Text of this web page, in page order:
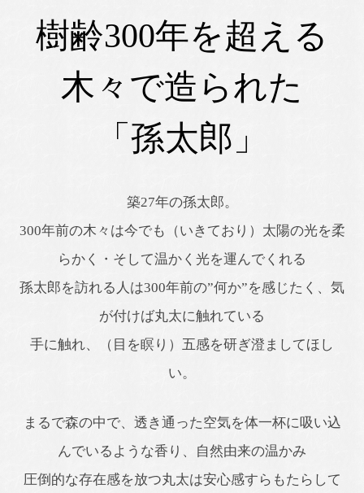
樹齢300年を超える
木々で造られた
「孫太郎」
築27年の孫太郎。
300年前の木々は今でも（いきており）太陽の光を柔
らかく・そして温かく光を運んでくれる
孫太郎を訪れる人は300年前の”何か”を感じたく、気
が付けば丸太に触れている
手に触れ、（目を瞑り）五感を研ぎ澄ましてほし
い。
まるで森の中で、透き通った空気を体一杯に吸い込
んでいるような香り、自然由来の温かみ
圧倒的な存在感を放つ丸太は安心感すらもたらして